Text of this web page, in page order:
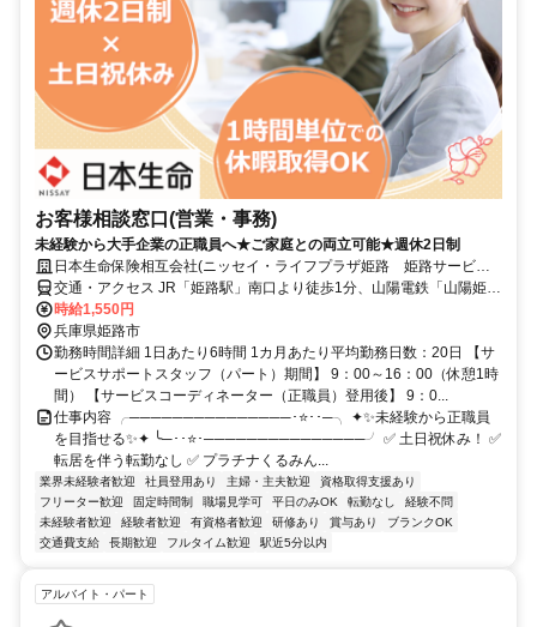
お客様相談窓口(営業・事務)
未経験から大手企業の正職員へ★ご家庭との両立可能★週休2日制
日本生命保険相互会社(ニッセイ・ライフプラザ姫路 姫路サービス
オフィス)
交通・アクセス JR「姫路駅」南口より徒歩1分、山陽電鉄「山陽姫路
駅」より徒歩5分
時給1,550円
兵庫県姫路市
勤務時間詳細 1日あたり6時間 1カ月あたり平均勤務日数：20日 【サ
ービスサポートスタッフ（パート）期間】 9：00～16：00（休憩1時
間） 【サービスコーディネーター（正職員）登用後】 9：0...
仕事内容 ╭───────────────･⭐･･─╮ ✦✨未経験から正職員
を目指せる✨✦ ╰─･･⭐･───────────────╯ ✅ 土日祝休み！ ✅
転居を伴う転勤なし ✅ プラチナくるみん...
業界未経験者歓迎 社員登用あり 主婦・主夫歓迎
資格取得支援あり
フリーター歓迎
固定時間制 職場見学可 平日のみOK 転勤なし
経験不問
未経験者歓迎
経験者歓迎 有資格者歓迎 研修あり 賞与あり
ブランクOK
交通費支給
長期歓迎 フルタイム歓迎 駅近5分以内
アルバイト・パート